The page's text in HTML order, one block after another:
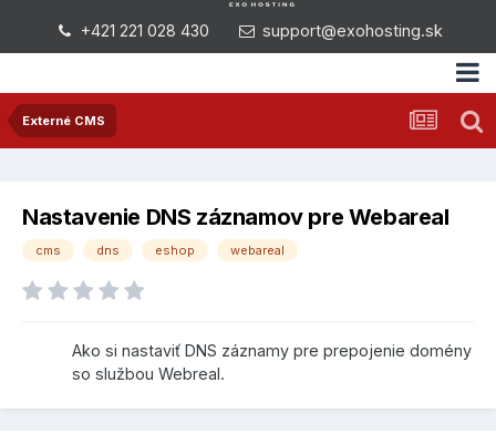
+421 221 028 430 support@exohosting.sk
Externé CMS
Nastavenie DNS záznamov pre Webareal
cms dns eshop webareal
Ako si nastaviť DNS záznamy pre prepojenie domény
so službou Webreal.